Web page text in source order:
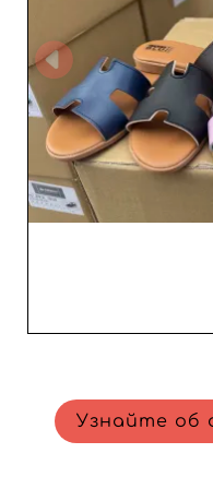
Узнайте об